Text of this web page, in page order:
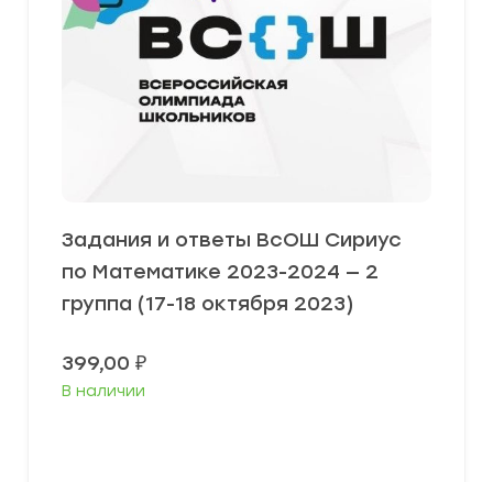
Задания и ответы ВсОШ Сириус
по Математике 2023-2024 — 2
группа (17-18 октября 2023)
399,00 ₽
В наличии